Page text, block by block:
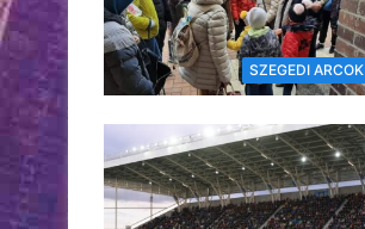
SZEGEDI ARCOK